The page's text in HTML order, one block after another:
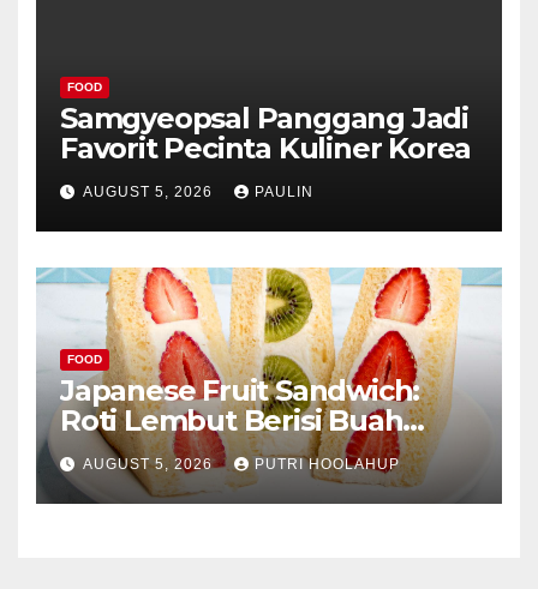
FOOD
Samgyeopsal Panggang Jadi
Favorit Pecinta Kuliner Korea
AUGUST 5, 2026 PAULIN
FOOD
Japanese Fruit Sandwich:
Roti Lembut Berisi Buah
Segar yang Memikat Selera
AUGUST 5, 2026 PUTRI HOOLAHUP